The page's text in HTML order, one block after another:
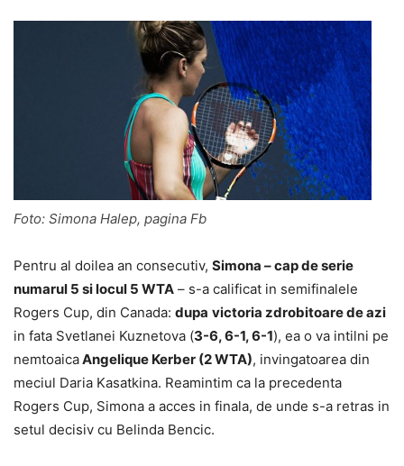
Foto: Simona Halep, pagina Fb
Pentru al doilea an consecutiv, Simona – cap de serie
numarul 5 si locul 5 WTA – s-a calificat in semifinalele
Rogers Cup, din Canada: dupa victoria zdrobitoare de azi
in fata Svetlanei Kuznetova (3-6, 6-1, 6-1), ea o va intilni pe
nemtoaicaAngelique Kerber (2 WTA), invingatoarea din
meciul Daria Kasatkina. Reamintim ca la precedenta
Rogers Cup, Simona a acces in finala, de unde s-a retras in
setul decisiv cu Belinda Bencic.